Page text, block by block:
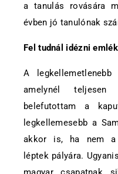
a tanulás rovására
évben jó tanulónak
Fel tudnál idézni
A
amelynél
belefutottam a
legkellemesebb a
akkor is, ha nem a
léptek pályára.